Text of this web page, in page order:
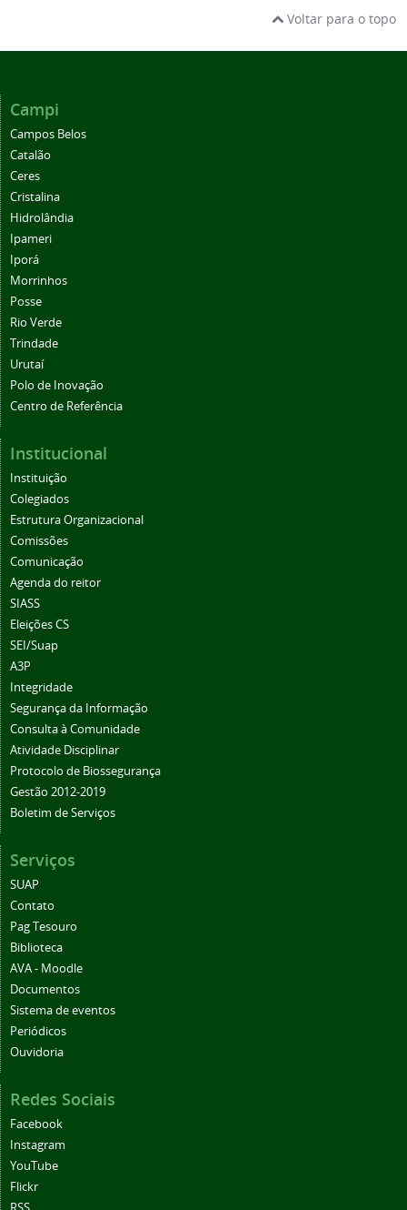
Voltar para o topo
Campi
Campos Belos
Catalão
Ceres
Cristalina
Hidrolândia
Ipameri
Iporá
Morrinhos
Posse
Rio Verde
Trindade
Urutaí
Polo de Inovação
Centro de Referência
Institucional
Instituição
Colegiados
Estrutura Organizacional
Comissões
Comunicação
Agenda do reitor
SIASS
Eleições CS
SEI/Suap
A3P
Integridade
Segurança da Informação
Consulta à Comunidade
Atividade Disciplinar
Protocolo de Biossegurança
Gestão 2012-2019
Boletim de Serviços
Serviços
SUAP
Contato
Pag Tesouro
Biblioteca
AVA - Moodle
Documentos
Sistema de eventos
Periódicos
Ouvidoria
Redes Sociais
Facebook
Instagram
YouTube
Flickr